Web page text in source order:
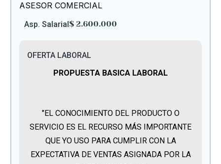
ASESOR COMERCIAL
Asp. Salarial $ 2.600.000
OFERTA LABORAL
PROPUESTA BASICA LABORAL
"EL CONOCIMIENTO DEL PRODUCTO O
SERVICIO ES EL RECURSO MÁS IMPORTANTE
QUE YO USO PARA CUMPLIR CON LA
EXPECTATIVA DE VENTAS ASIGNADA POR LA